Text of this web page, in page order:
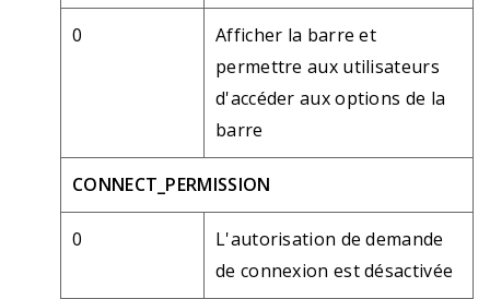
0
Afficher la barre et
permettre aux utilisateurs
d'accéder aux options de la
barre
CONNECT_PERMISSION
0
L'autorisation de demande
de connexion est désactivée